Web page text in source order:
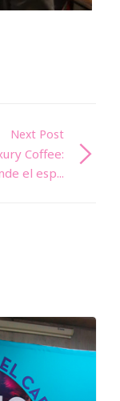
Next Post
Coffee:
el esp...